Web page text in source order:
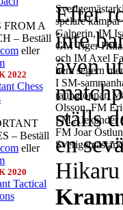
FROM A
– Beställ
eller
2022
– Beställ
eller
2020
spelare
Galperin, IM
GM Tiger
och IM Axel
hem segern
I SM-
ratingtoppar.
Olsson, FM
FM Alexander
FM Joar
Efter
inte
även
ställs
en
Hikaru